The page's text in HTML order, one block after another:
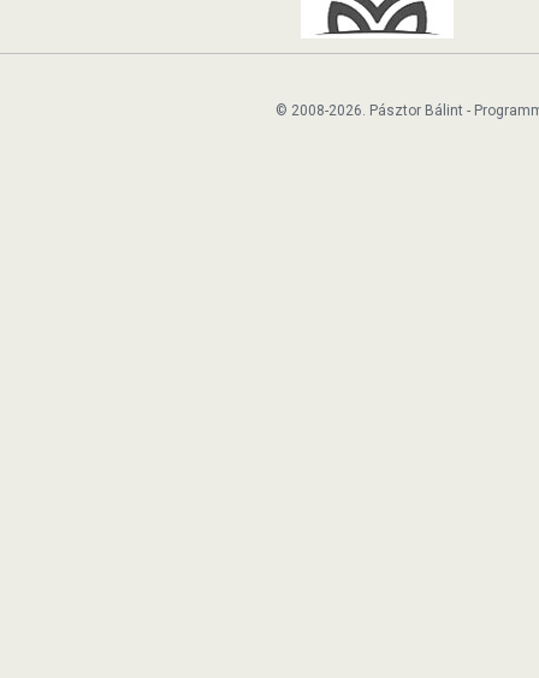
© 2008-2026. Pásztor Bálint -